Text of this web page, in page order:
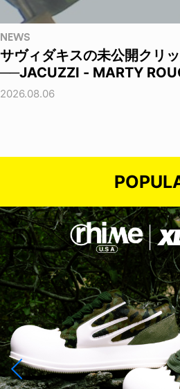
NEWS
サヴィダキスの未公開クリ
──JACUZZI - MARTY
2026.08.06